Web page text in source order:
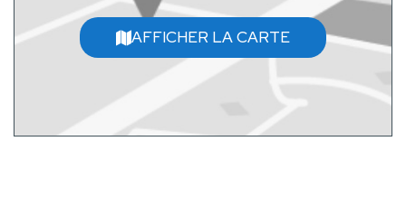
AFFICHER LA CARTE